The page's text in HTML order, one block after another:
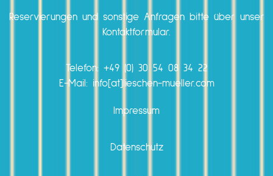
Reservierungen und sonstige Anfragen bitte über unser
Kontaktformular.
Telefon: +49 (0) 30 54 08 34 22
E-Mail: info[at]lieschen-mueller.com
Impressum
Datenschutz